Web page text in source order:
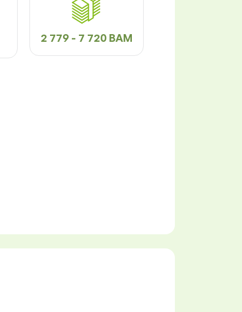
2 779 - 7 720 BAM